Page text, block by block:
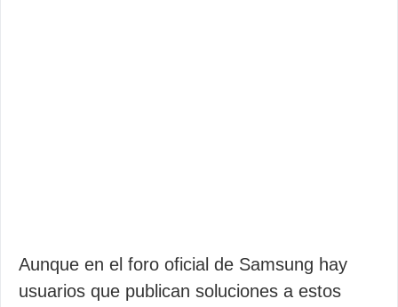
Aunque en el foro oficial de Samsung hay
usuarios que publican soluciones a estos